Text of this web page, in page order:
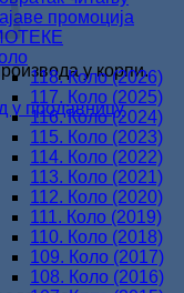
у корпи.
у продавницу
промоција
118. Коло (2026)
117. Коло (2025)
116. Коло (2024)
115. Коло (2023)
114. Коло (2022)
113. Коло (2021)
112. Коло (2020)
111. Коло (2019)
110. Коло (2018)
109. Коло (2017)
108. Коло (2016)